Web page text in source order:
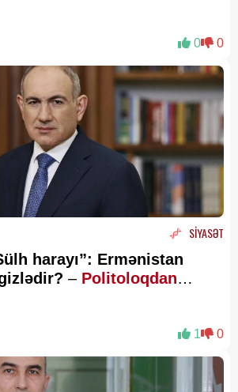
0 0
SİYASƏT
harayı”: Ermənistan
– Politoloqdan
1 0